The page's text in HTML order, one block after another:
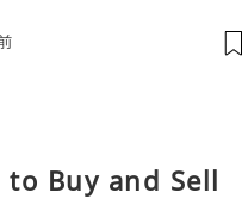
@usabest
Buy and Sell